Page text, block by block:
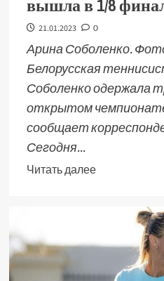
вышла в 1/8
21.01.2023 0
Арина Соболенко.
Белорусская
Соболенко одержала
открытом
сообщает
Сегодня...
Читать далее